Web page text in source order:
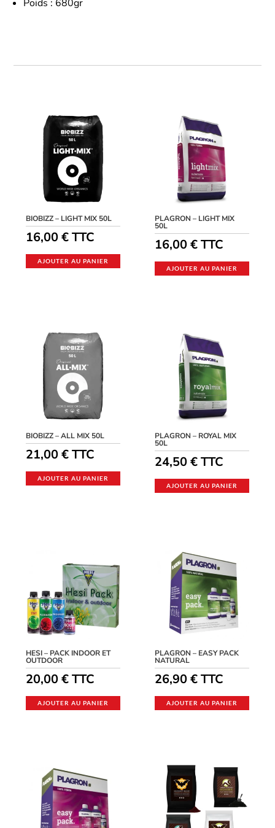
Poids : 680gr
BIOBIZZ – LIGHT MIX 50L
16,00€ TTC
AJOUTER AU PANIER
PLAGRON – LIGHT MIX
50L
16,00€TTC
AJOUTER AU PANIER
BIOBIZZ – ALL MIX 50L
21,00€ TTC
AJOUTER AU PANIER
PLAGRON – ROYAL MIX
50L
24,50€TTC
AJOUTER AU PANIER
HESI – PACK INDOOR ET
OUTDOOR
20,00€ TTC
AJOUTER AU PANIER
PLAGRON – EASY PACK
NATURAL
26,90€TTC
AJOUTER AU PANIER